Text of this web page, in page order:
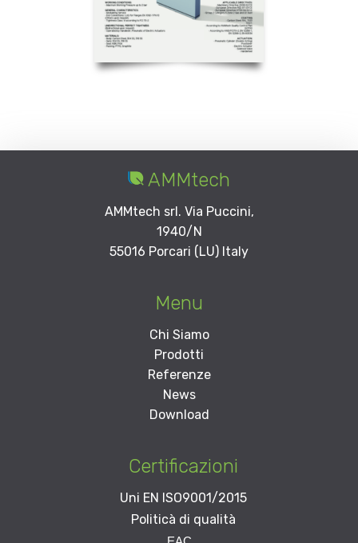
AMMtech
AMMtech srl. Via Puccini,
1940/N
55016 Porcari (LU) Italy
Menu
Chi Siamo
Prodotti
Referenze
News
Download
Certificazioni
Uni EN ISO9001/2015
Politicà di qualità